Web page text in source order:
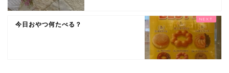
今日おやつ何たべる？